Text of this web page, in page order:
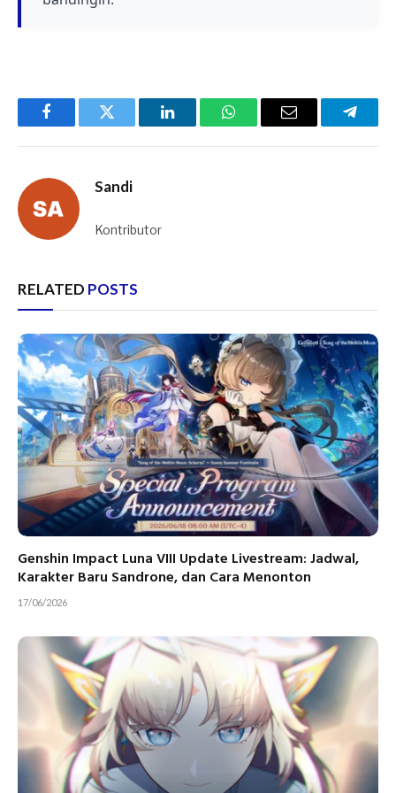
FacebookTwitter LinkedInWhatsAppEmail
Sandi
Kontributor
RELATED POSTS
Genshin Impact Luna VIII Update Livestream: Jadwal,
Karakter Baru Sandrone, dan Cara Menonton
17/06/2026